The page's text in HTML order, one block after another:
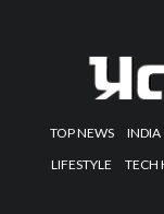
TOP NEWS INDIA
LIFESTYLE
TECH